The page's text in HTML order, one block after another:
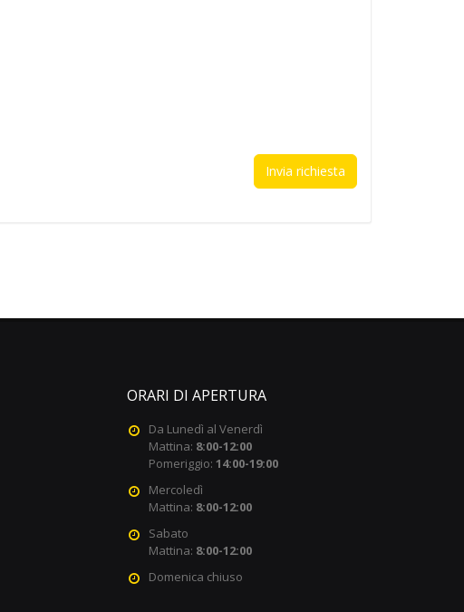
ORARI DI APERTURA
Da Lunedì al Venerdì
Mattina: 8:00-12:00
Pomeriggio: 14:00-19:00
Mercoledì
Mattina: 8:00-12:00
Sabato
Mattina: 8:00-12:00
Domenica chiuso